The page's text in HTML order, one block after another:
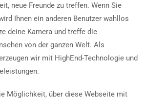
neue Freunde zu treffen. Wenn Sie
Ihnen ein anderen Benutzer wahllos
deine Kamera und treffe die
von der ganzen Welt. Als
wir mit HighEnd-Technologie und
Möglichkeit, über diese Webseite mit